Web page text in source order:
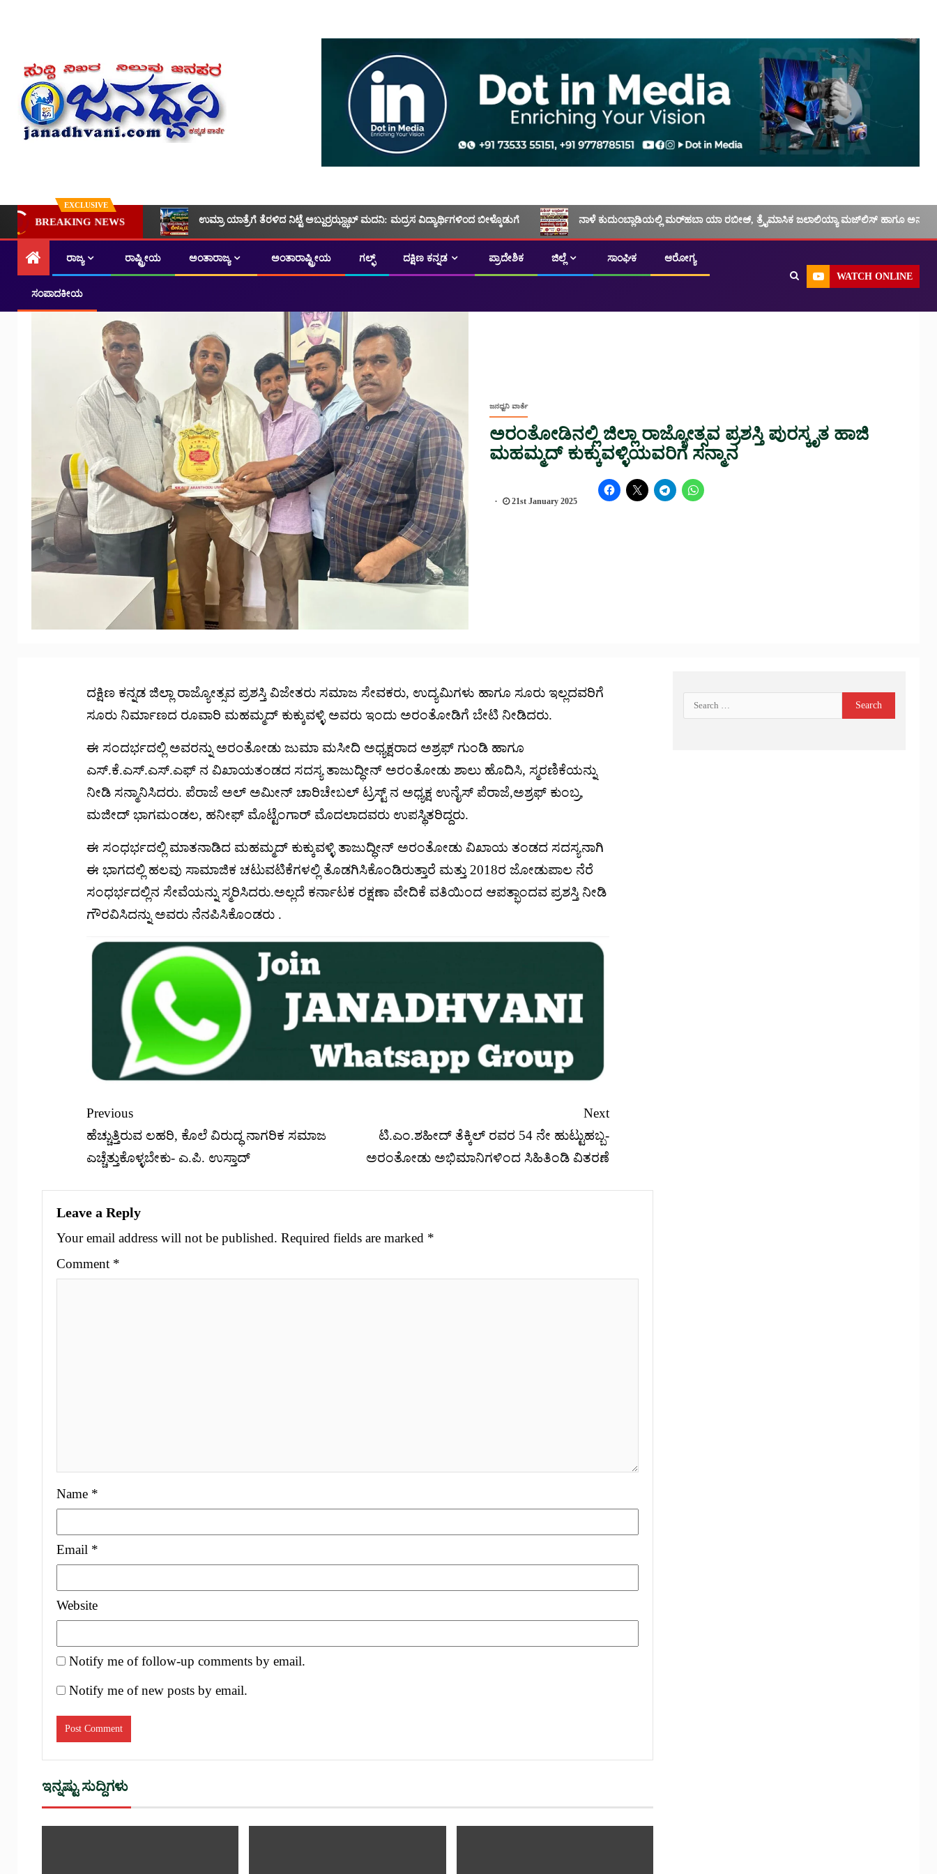
EXCLUSIVE
BREAKING NEWS ಉಮ್ರಾ ಯಾತ್ರೆಗೆ ತೆರಳಿದ ನಿಟ್ಟೆ ಅಬ್ದುರ್ರಝ್ಝಾಖ್ ಮದನಿ: ಮದ್ರಸ ವಿದ್ಯಾರ್ಥಿಗಳಿಂದ ಬೀಳ್ಕೊಡುಗೆ ನಾಳೆ ಕುದುಂಬ್ಲಾಡಿಯಲ್ಲಿ ಮರ್‌‌ಹಬಾ ಯಾ ರಬೀಅ್, ತ್ರೈಮಾಸಿಕ ಜಲಾಲಿಯ್ಯಾ ಮಜ್‌‌ಲಿಸ್‌‌ ಹಾಗೂ
ರಾಜ್ಯ ರಾಷ್ಟ್ರೀಯ ಅಂತಾರಾಜ್ಯ ಅಂತಾರಾಷ್ಟ್ರೀಯ ಗಲ್ಫ್ ದಕ್ಷಿಣ ಕನ್ನಡ ಪ್ರಾದೇಶಿಕ ಜಿಲ್ಲೆ ಸಾಂಘಿಕ ಆರೋಗ್ಯ
ಸಂಪಾದಕೀಯ
WATCH ONLINE
ಜನಧ್ವನಿ ವಾರ್ತೆ
ಅರಂತೋಡಿನಲ್ಲಿ ಜಿಲ್ಲಾ ರಾಜ್ಯೋತ್ಸವ ಪ್ರಶಸ್ತಿ ಪುರಸ್ಕೃತ ಹಾಜಿ
ಮಹಮ್ಮದ್ ಕುಕ್ಕುವಳ್ಳಿಯವರಿಗೆ ಸನ್ಮಾನ
21st January 2025
ದಕ್ಷಿಣ ಕನ್ನಡ ಜಿಲ್ಲಾ ರಾಜ್ಯೋತ್ಸವ ಪ್ರಶಸ್ತಿ ವಿಜೇತರು ಸಮಾಜ ಸೇವಕರು, ಉದ್ಯಮಿಗಳು ಹಾಗೂ ಸೂರು ಇಲ್ಲದವರಿಗೆ
ಸೂರು ನಿರ್ಮಾಣದ ರೂವಾರಿ ಮಹಮ್ಮದ್ ಕುಕ್ಕುವಳ್ಳಿ ಅವರು ಇಂದು ಅರಂತೋಡಿಗೆ ಬೇಟಿ ನೀಡಿದರು.
ಈ ಸಂದರ್ಭದಲ್ಲಿ ಅವರನ್ನು ಅರಂತೋಡು ಜುಮಾ ಮಸೀದಿ ಅಧ್ಯಕ್ಷರಾದ ಅಶ್ರಫ್ ಗುಂಡಿ ಹಾಗೂ
ಎಸ್.ಕೆ.ಎಸ್.ಎಸ್.ಎಫ್ ನ ವಿಖಾಯತಂಡದ ಸದಸ್ಯ ತಾಜುದ್ಧೀನ್ ಅರಂತೋಡು ಶಾಲು ಹೊದಿಸಿ, ಸ್ಮರಣಿಕೆಯನ್ನು
ನೀಡಿ ಸನ್ಮಾನಿಸಿದರು. ಪೆರಾಜೆ ಅಲ್ ಅಮೀನ್ ಚಾರಿಚೇಬಲ್ ಟ್ರಸ್ಟ್ ನ ಅಧ್ಯಕ್ಷ ಉನೈಸ್ ಪೆರಾಜೆ,ಅಶ್ರಫ್ ಕುಂಬ್ರ,
ಮಜೀದ್ ಭಾಗಮಂಡಲ, ಹನೀಫ್ ಮೊಟ್ಟೆಂಗಾರ್ ಮೊದಲಾದವರು ಉಪಸ್ಥಿತರಿದ್ದರು.
ಈ ಸಂಧರ್ಭದಲ್ಲಿ ಮಾತನಾಡಿದ ಮಹಮ್ಮದ್ ಕುಕ್ಕುವಳ್ಳಿ ತಾಜುದ್ಧೀನ್ ಅರಂತೋಡು ವಿಖಾಯ ತಂಡದ ಸದಸ್ಯನಾಗಿ
ಈ ಭಾಗದಲ್ಲಿ ಹಲವು ಸಾಮಾಜಿಕ ಚಟುವಟಿಕೆಗಳಲ್ಲಿ ತೊಡಗಿಸಿಕೊಂಡಿರುತ್ತಾರೆ ಮತ್ತು 2018ರ ಜೋಡುಪಾಲ ನೆರೆ
ಸಂಧರ್ಭದಲ್ಲಿನ ಸೇವೆಯನ್ನು ಸ್ಮರಿಸಿದರು.ಅಲ್ಲದೆ ಕರ್ನಾಟಕ ರಕ್ಷಣಾ ವೇದಿಕೆ ವತಿಯಿಂದ ಆಪತ್ಭಾಂದವ ಪ್ರಶಸ್ತಿ ನೀಡಿ
ಗೌರವಿಸಿದನ್ನು ಅವರು ನೆನಪಿಸಿಕೊಂಡರು .
Previous
ಹೆಚ್ಚುತ್ತಿರುವ ಲಹರಿ, ಕೊಲೆ ವಿರುದ್ಧ ನಾಗರಿಕ ಸಮಾಜ
ಎಚ್ಚೆತ್ತುಕೊಳ್ಳಬೇಕು- ಎ.ಪಿ. ಉಸ್ತಾದ್
Next
ಟಿ.ಎಂ.ಶಹೀದ್ ತೆಕ್ಕಿಲ್ ರವರ 54 ನೇ ಹುಟ್ಟುಹಬ್ಬ-
ಅರಂತೋಡು ಅಭಿಮಾನಿಗಳಿಂದ ಸಿಹಿತಿಂಡಿ ವಿತರಣೆ
Leave a Reply
Your email address will not be published. Required fields are marked *
Comment *
Name *
Email *
Website
Notify me of follow-up comments by email.
Notify me of new posts by email.
ಇನ್ನಷ್ಟು ಸುದ್ದಿಗಳು